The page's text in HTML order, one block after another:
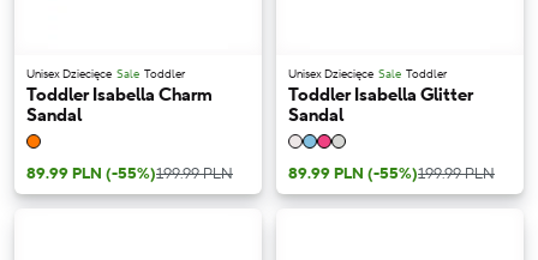
Unisex Dziecięce Sale Toddler
Toddler Isabella Charm
Sandal
89.99 PLN (-55%)199.99 PLN
Unisex Dziecięce Sale Toddler
Toddler Isabella Glitter
Sandal
89.99 PLN (-55%)199.99 PLN